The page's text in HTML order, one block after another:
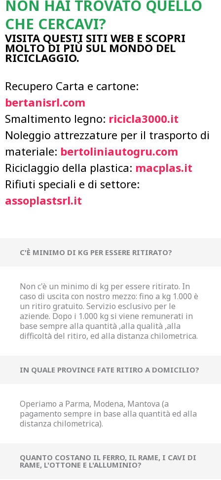
NON HAI TROVATO QUELLO
CHE CERCAVI?
VISITA QUESTI SITI WEB E SCOPRI
MOLTO DI PIÙ SUL MONDO DEL
RICICLAGGIO.
Recupero Carta e cartone:
bertanisrl.com
Smaltimento legno: ricicla3000.it
Noleggio attrezzature per il trasporto di
materiale: bertoliniautogru.com
Riciclaggio della plastica: macplas.it
Rifiuti speciali e di settore:
assoplastsrl.it
C'È MINIMO DI KG PER ESSERE RITIRATO?
Non c'è un minimo di kg per essere ritirato. In
caso di uscita con nostro mezzo: fino a kg 1.000 è
un ritiro gratuito. Servizio esclusivo per le
aziende. Dopo i 1.000 kg si viene remunerati in
base sempre alla quantità ,alla qualità ,alla
difficoltà del ritiro, ed alla distanza chilometrica.
IN QUALE PROVINCE FATE RITIRO A DOMICILIO?
Operiamo a Parma, Modena, Mantova (a
pagamento sempre in base alla quantità ed alla
distanza chilometrica).
QUANTO COSTANO IL FERRO, IL RAME, I CAVI DI
RAME, L'OTTONE E L'ALLUMINIO?